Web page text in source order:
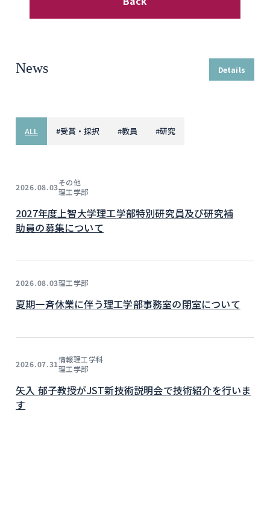
News Details
ALL #受賞・採択 #教員 #研究
2026.08.03その他
理工学部
2027年度上智大学理工学部特別研究員及び研究補
助員の募集について
2026.08.03理工学部
夏期一斉休業に伴う理工学部事務室の閉室について
2026.07.31情報理工学科
理工学部
矢入 郁子教授がJST新技術説明会で技術紹介を行いま
す